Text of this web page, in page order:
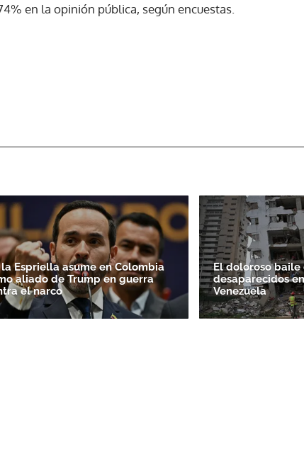
en la opinión pública, según encuestas.
la Espriella asume en Colombia
aliado de Trump en guerra
el narco
El doloroso baile
desaparecidos
Venezuela